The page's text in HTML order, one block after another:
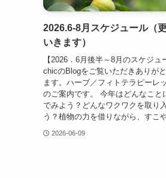
2026.6-8月スケジュール（
いきます）
【2026．6月後半～8月のスケジュ
chicのBlogをご覧いただきありが
ます。ハーブ／フィトテラピーレ
のご案内です。 今年はどんなこと
でみよう？どんなワクワクを取り
う？植物の力を借りながら、すこ
2026-06-09